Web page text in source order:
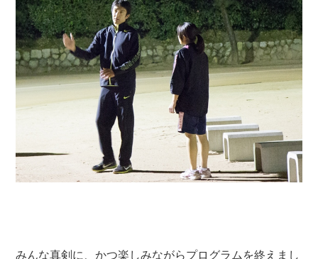
みんな真剣に、かつ楽しみながらプログラムを終えまし